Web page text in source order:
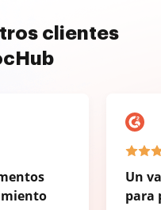
clientes
Un
para